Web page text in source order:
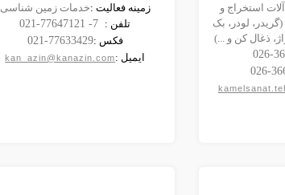
استخراج و
لودر، بک
ذغال کن و ...)
026-
026-
مشاهده
شرکت
زمینه فعالیت :خدمات زمین شناسی
تلفن : 021-77647121 -7
فکس :021-77633429
ایمیل :kan_azin@kanazin.com